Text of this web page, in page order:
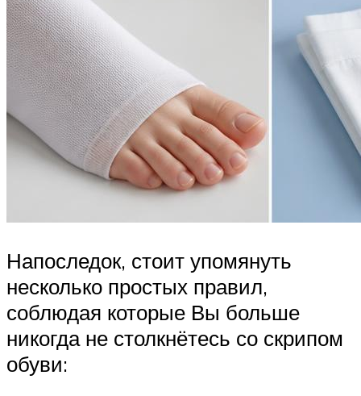
Напоследок, стоит упомянуть
несколько простых правил,
соблюдая которые Вы больше
никогда не столкнётесь со скрипом
обуви: